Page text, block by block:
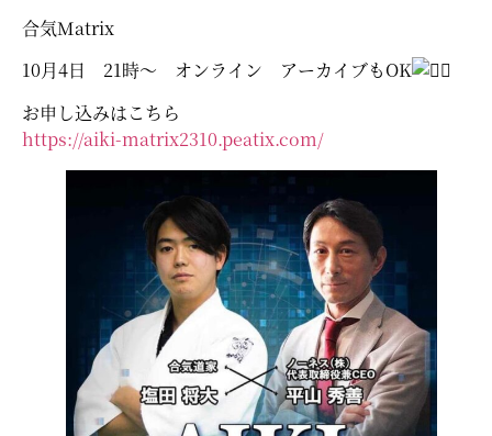
合気Matrix
10月4日 21時〜 オンライン アーカイブもOK
お申し込みはこちら
https://aiki-matrix2310.peatix.com/